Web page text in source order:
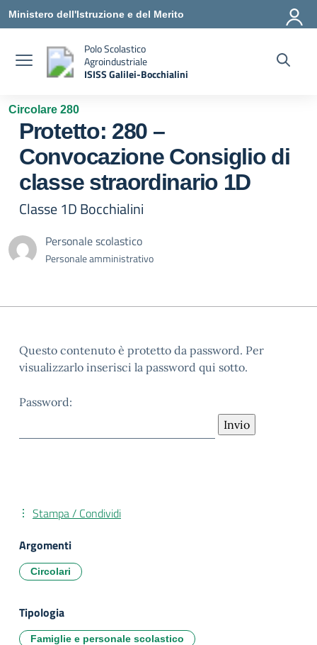
Vai ai contenuti
Vai al menu di navigazione
Vai al footer
Ministero dell'Istruzione e del Merito
Polo Scolastico
Agroindustriale
ISISS Galilei-Bocchialini
Circolare 280
Protetto: 280 –
Convocazione Consiglio di
classe straordinario 1D
Classe 1D Bocchialini
Personale scolastico
Personale amministrativo
Questo contenuto è protetto da password. Per
visualizzarlo inserisci la password qui sotto.
Password:
Stampa / Condividi
Argomenti
Circolari
Tipologia
Famiglie e personale scolastico